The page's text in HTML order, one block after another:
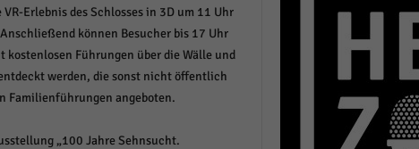
Erlebnis des Schlosses in 3D um 11 Uhr
können Besucher bis 17 Uhr
Führungen über die Wälle und
werden, die sonst nicht öffentlich
Familienführungen angeboten.
„100 Jahre Sehnsucht.
Externe Medien
und Social-Media-Plattformen werden standardmäßig blockiert.
Medien akzeptiert werden, bedarf der Zugriff auf diese Inhalte
mehr.
Cookie-Informationen anzeigen